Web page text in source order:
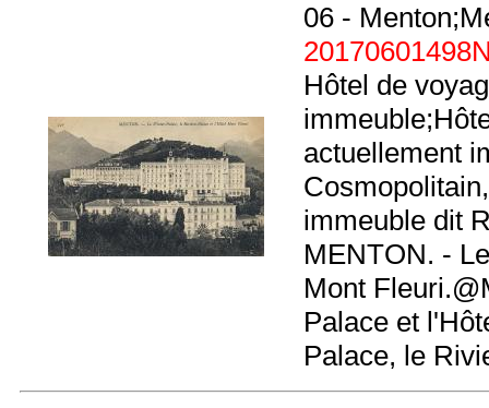
06 -
Hôtel de
actuellement
immeuble dit
MENTON. -
Mont
Palace et
Palace, le